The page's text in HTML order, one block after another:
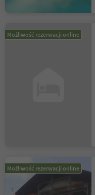
Możliwość rezerwacji online
Możliwość rezerwacji online